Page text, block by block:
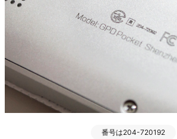
番号は204-720192